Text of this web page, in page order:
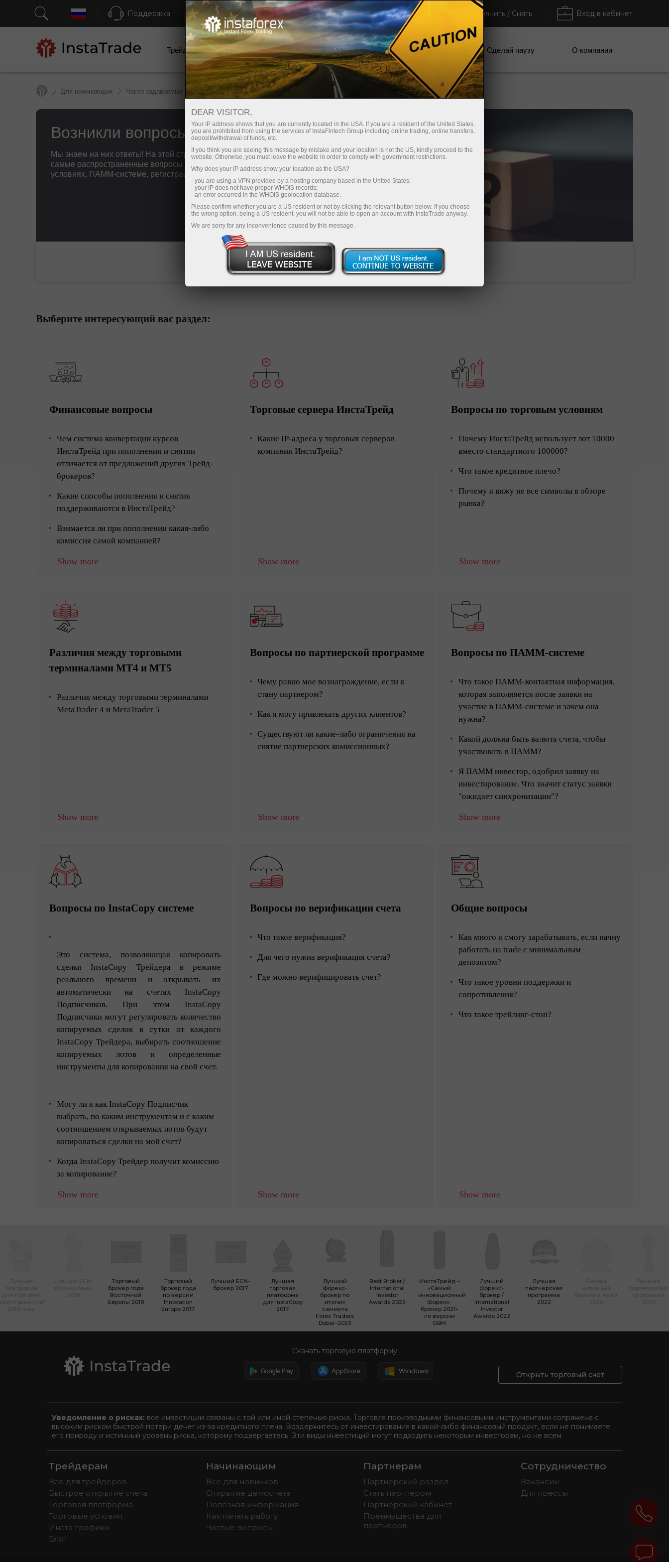
Поддержка Быстрое открытие счета Торговая платформа Пополнить / Снять Вход в кабинет
Трейдерам Начинающим Партнерам Сервисы компании Сделай паузу О компании
Для начинающих Часто задаваемые вопросы
Возникли вопросы?
Мы знаем на них ответы! На этой странице мы постарались ответить на
самые распространенные вопросы о партнерской программе, торговых
условиях, ПАММ-системе, регистрации, верификации и многом другом.
Открыть торговый счет Открыть демосчет
Выберите интересующий вас раздел:
Финансовые вопросы
Чем система конвертации курсов
ИнстаТрейд при пополнении и снятии
отличается от предложений других Трейд-
брокеров?
Какие способы пополнения и снятия
поддерживаются в ИнстаТрейд?
Взимается ли при пополнении какая-либо
комиссия самой компанией?
Show more
Торговые сервера ИнстаТрейд
Какие IP-адреса у торговых серверов
компании ИнстаТрейд?
Show more
Вопросы по торговым условиям
Почему ИнстаТрейд использует лот 10000
вместо стандартного 100000?
Что такое кредитное плечо?
Почему я вижу не все символы в обзоре
рынка?
Show more
Различия между торговыми
терминалами MT4 и MT5
Различия между торговыми терминалами
MetaTrader 4 и MetaTrader 5
Show more
Вопросы по партнерской программе
Чему равно мое вознаграждение, если я
стану партнером?
Как я могу привлекать других клиентов?
Существуют ли какие-либо ограничения на
снятие партнерских комиссионных?
Show more
Вопросы по ПАММ-системе
Что такое ПАММ-контактная информация,
которая заполняется после заявки на
участие в ПАММ-системе и зачем она
нужна?
Какой должна быть валюта счета, чтобы
участвовать в ПАММ?
Я ПАММ инвестор, одобрил заявку на
инвестирование. Что значит статус заявки
"ожидает синхронизации"?
Show more
Вопросы по InstaCopy системе
Это система, позволяющая копировать
сделки InstaCopy Трейдера в режиме
реального времени и открывать их
автоматически на счетах InstaCopy
Подписчиков. При этом InstaCopy
Подписчики могут регулировать количество
копируемых сделок в сутки от каждого
InstaCopy Трейдера, выбирать соотношение
копируемых лотов и определенные
инструменты для копирования на свой счет.
Могу ли я как InstaCopy Подписчик
выбрать, по каким инструментам и с каким
соотношением открываемых лотов будут
копироваться сделки на мой счет?
Когда InstaCopy Трейдер получит комиссию
за копирование?
Show more
Вопросы по верификации счета
Что такое верификация?
Для чего нужна верификация счета?
Где можно верифицировать счет?
Show more
Общие вопросы
Как много я смогу зарабатывать, если начну
работать на trade с минимальным
депозитом?
Что такое уровни поддержки и
сопротивления?
Что такое трейлинг-стоп?
Show more
Торговый
брокер года
Восточной
Европы 2018
Торговый
брокер года
по версии
Innovation
Europe 2017
Лучший ECN-
брокер 2017
Лучшая
торговая
платформа
для InstaCopy
2017
Лучший
Форекс-
брокер по
итогам
саммита
Forex Traders
Dubai–2023
Best Broker /
International
Investor
Awards 2022
ИнстаТрейд –
«Самый
инновационный
Форекс-
брокер 2021»
по версии
GBM
Лучший
Форекc-
брокер /
International
Investor
Awards 2022
Лучшая
партнерская
программа
2022
Скачать торговую платформу
Открыть торговый счет
Уведомление о рисках: все инвестиции связаны с той или иной степенью риска. Торговля производными финансовыми инструментами сопряжена с
высоким риском быстрой потери денег из-за кредитного плеча. Воздержитесь от инвестирования в какой-либо финансовый продукт, если не понимаете
его природу и истинный уровень риска, которому подвергаетесь. Эти виды инвестиций могут подходить некоторым инвесторам, но не всем.
Трейдерам
Все для трейдеров
Быстрое открытие счета
Торговая платформа
Торговые условия
Инста графики
Блог
Начинающим
Все для новичков
Открытие демосчета
Полезная информация
Как начать работу
Частые вопросы
Партнерам
Партнерский раздел
Стать партнером
Партнерский кабинет
Преимущества для
партнеров
Сотрудничество
Вакансии
Для прессы
DEAR VISITOR,
Your IP address shows that you are currently located in the USA. If you are a resident of the United States,
you are prohibited from using the services of InstaFintech Group including online trading, online transfers,
deposit/withdrawal of funds, etc.
If you think you are seeing this message by mistake and your location is not the US, kindly proceed to the
website. Otherwise, you must leave the website in order to comply with government restrictions.
Why does your IP address show your location as the USA?
- you are using a VPN provided by a hosting company based in the United States;
- your IP does not have proper WHOIS records;
- an error occurred in the WHOIS geolocation database.
Please confirm whether you are a US resident or not by clicking the relevant button below. If you choose
the wrong option, being a US resident, you will not be able to open an account with InstaTrade anyway.
We are sorry for any inconvenience caused by this message.